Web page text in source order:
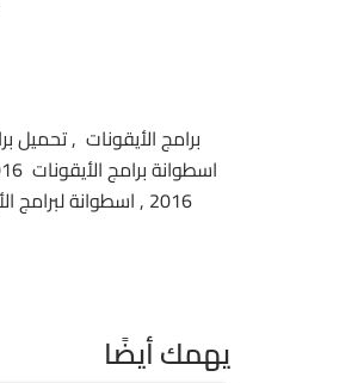
يهمك أيضًا